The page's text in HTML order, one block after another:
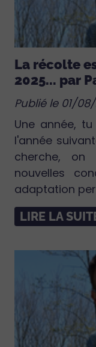
La récolte
2025... par
Publié le 01/
Une année,
l'année
cherche, on
nouvelles
adaptation
LIRE LA